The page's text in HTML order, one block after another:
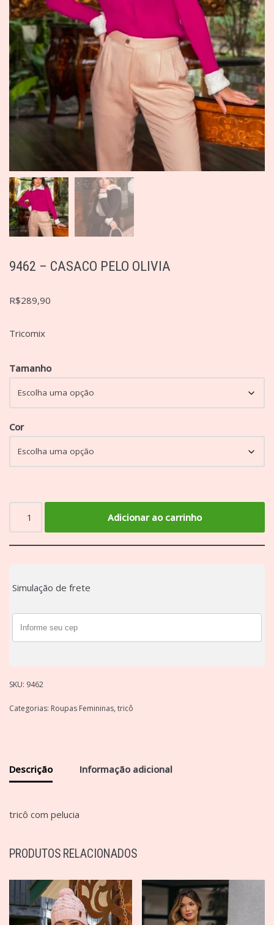
9462 – CASACO PELO OLIVIA
R$289,90
Tricomix
Tamanho
Cor
Adicionar ao carrinho
Simulação de frete
SKU: 9462
Categorias: Roupas Femininas,tricô
Descrição Informação adicional
tricô com pelucia
PRODUTOS RELACIONADOS